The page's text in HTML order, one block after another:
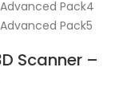
Scanner –